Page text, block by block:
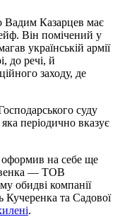
Вадим Казарцев має
Він помічений у
українській армії
до речі, й
заходу, де
суду
яка періодично вказує
на себе ще
— ТОВ
обидві компанії
Кучеренка та Садової
.